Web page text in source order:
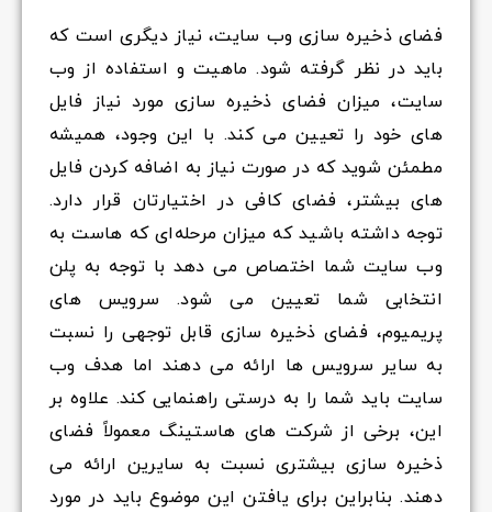
فضای ذخیره سازی وب سایت، نیاز دیگری است که
باید در نظر گرفته شود. ماهیت و استفاده از وب
سایت، میزان فضای ذخیره سازی مورد نیاز فایل
های خود را تعیین می کند. با این وجود، همیشه
مطمئن شوید که در صورت نیاز به اضافه کردن فایل
های بیشتر، فضای کافی در اختیارتان قرار دارد.
توجه داشته باشید که میزان مرحله‌ای که هاست به
وب سایت شما اختصاص می دهد با توجه به پلن
انتخابی شما تعیین می شود. سرویس های
پریمیوم، فضای ذخیره سازی قابل توجهی را نسبت
به سایر سرویس ها ارائه می دهند اما هدف وب
سایت باید شما را به درستی راهنمایی کند. علاوه بر
این، برخی از شرکت های هاستینگ معمولاً فضای
ذخیره سازی بیشتری نسبت به سایرین ارائه می
دهند. بنابراین برای یافتن این موضوع باید در مورد